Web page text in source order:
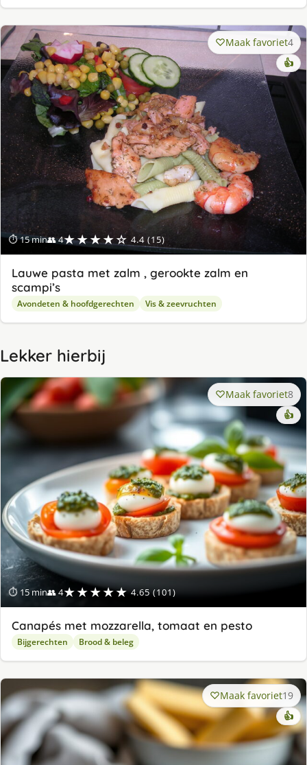
⏱ 15 min👥 4★★★★☆ 4.4 (15)
Maak favoriet4
👍
Lauwe pasta met zalm , gerookte zalm en
scampi’s
Avondeten & hoofdgerechten Vis & zeevruchten
Lekker hierbij
⏱ 15 min👥 4★★★★★ 4.65 (101)
Maak favoriet8
👍
Canapés met mozzarella, tomaat en pesto
Bijgerechten Brood & beleg
Maak favoriet19
👍